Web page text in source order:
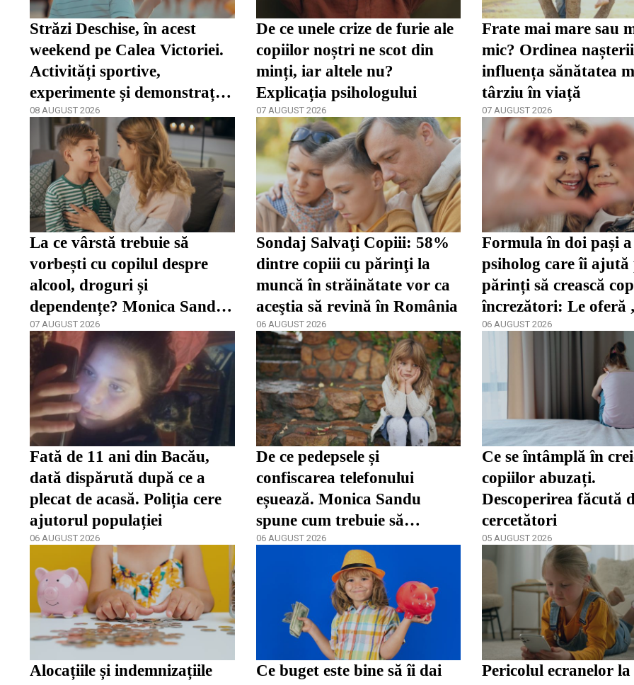
Străzi Deschise, în acest
weekend pe Calea Victoriei.
Activități sportive,
experimente și demonstrații
de pictură
08 AUGUST 2026
De ce unele crize de furie ale
copiilor noștri ne scot din
minți, iar altele nu?
Explicația psihologului
07 AUGUST 2026
Frate mai mare sau
mic? Ordinea
influența sănătatea
târziu în viață
07 AUGUST 2026
La ce vârstă trebuie să
vorbești cu copilul despre
alcool, droguri și
dependențe? Monica Sandu
spune că părinții încep prea
târziu
07 AUGUST 2026
Sondaj Salvaţi Copiii: 58%
dintre copiii cu părinţi la
muncă în străinătate vor ca
aceştia să revină în România
06 AUGUST 2026
Formula în doi pași
psiholog care îi ajută
părinți să crească
încrezători: Le oferă
de a se dezvolta”
06 AUGUST 2026
Fată de 11 ani din Bacău,
dată dispărută după ce a
plecat de acasă. Poliția cere
ajutorul populației
06 AUGUST 2026
De ce pedepsele și
confiscarea telefonului
eșuează. Monica Sandu
spune cum trebuie să
reacționeze părinții în fața
dependenței / video
06 AUGUST 2026
Ce se întâmplă în
copiilor abuzați.
Descoperirea făcută
cercetători
05 AUGUST 2026
Alocațiile și indemnizațiile
Ce buget este bine să îi dai
Pericolul ecranelor